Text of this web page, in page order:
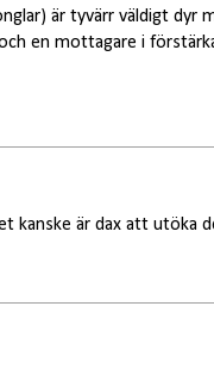
är tyvärr väldigt dyr
en mottagare i
kanske är dax att utöka